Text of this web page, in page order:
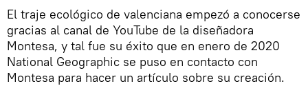
El traje ecológico de valenciana empezó a conocerse
gracias al canal de YouTube de la diseñadora
Montesa, y tal fue su éxito que en enero de 2020
National Geographic se puso en contacto con
Montesa para hacer un artículo sobre su creación.